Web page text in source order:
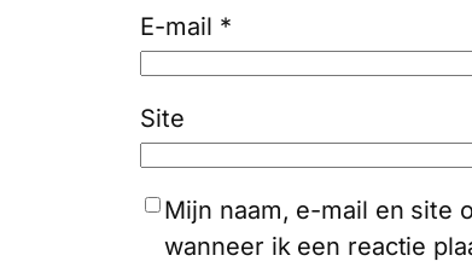
E-mail *
Site
Mijn naam, e-mail en site
wanneer ik een reactie